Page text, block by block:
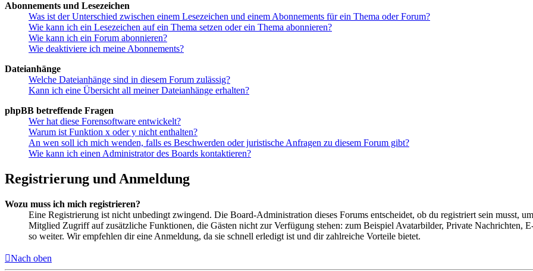
Abonnements und Lesezeichen
Was ist der Unterschied zwischen einem Lesezeichen und einem Abonnements für ein Thema oder Forum?
Wie kann ich ein Lesezeichen auf ein Thema setzen oder ein Thema abonnieren?
Wie kann ich ein Forum abonnieren?
Wie deaktiviere ich meine Abonnements?
Dateianhänge
Welche Dateianhänge sind in diesem Forum zulässig?
Kann ich eine Übersicht all meiner Dateianhänge erhalten?
phpBB betreffende Fragen
Wer hat diese Forensoftware entwickelt?
Warum ist Funktion x oder y nicht enthalten?
An wen soll ich mich wenden, falls es Beschwerden oder juristische Anfragen zu diesem Forum gibt?
Wie kann ich einen Administrator des Boards kontaktieren?
Registrierung und Anmeldung
Wozu muss ich mich registrieren?
Eine Registrierung ist nicht unbedingt zwingend. Die Board-Administration dieses Forums entscheidet, ob du registriert sein musst,
Mitglied Zugriff auf zusätzliche Funktionen, die Gästen nicht zur Verfügung stehen: zum Beispiel Avatarbilder, Private Nachrichten,
so weiter. Wir empfehlen dir eine Anmeldung, da sie schnell erledigt ist und dir zahlreiche Vorteile bietet.
Nach oben